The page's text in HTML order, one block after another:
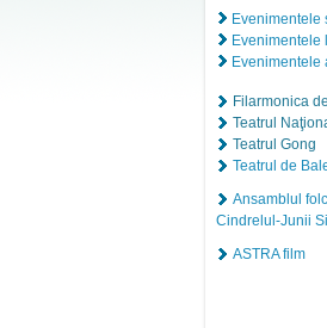
Evenimentele
Evenimentele
Evenimentele
Filarmonica
Teatrul
Teatrul Gong
Teatrul de
Ansamblul
Cindrelul-Junii
ASTRA film